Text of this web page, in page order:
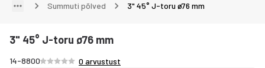
Summuti põlved 3" 45° J-toru ø76 mm
3" 45° J-toru ø76 mm
14-8800Hinnang /5 tähte
0 arvustust